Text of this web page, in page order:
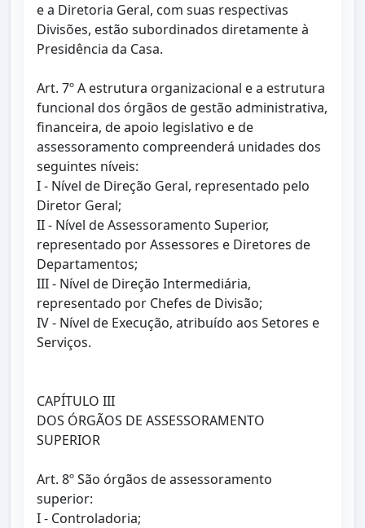
e a Diretoria Geral, com suas respectivas
Divisões, estão subordinados diretamente à
Presidência da Casa.
Art. 7º A estrutura organizacional e a estrutura
funcional dos órgãos de gestão administrativa,
financeira, de apoio legislativo e de
assessoramento compreenderá unidades dos
seguintes níveis:
I - Nível de Direção Geral, representado pelo
Diretor Geral;
II - Nível de Assessoramento Superior,
representado por Assessores e Diretores de
Departamentos;
III - Nível de Direção Intermediária,
representado por Chefes de Divisão;
IV - Nível de Execução, atribuído aos Setores e
Serviços.
CAPÍTULO III
DOS ÓRGÃOS DE ASSESSORAMENTO
SUPERIOR
Art. 8º São órgãos de assessoramento
superior:
I - Controladoria;